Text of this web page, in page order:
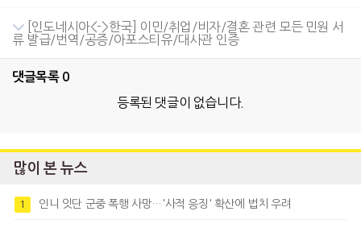
[인도네시아<->한국] 이민/취업/비자/결혼 관련 모든 민원 서
류 발급/번역/공증/아포스티유/대사관 인증
댓글목록 0
등록된 댓글이 없습니다.
많이 본 뉴스
1 인니 잇단 군중 폭행 사망…'사적 응징' 확산에 법치 우려